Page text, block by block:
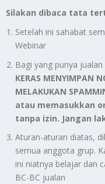
Silakan dibaca tata
Setelah ini sahabat
Webinar
Bagi yang punya
KERAS MENYIMPAN
MELAKUKAN
atau memasukkan
tanpa izin. Jangan
Aturan-aturan diatas,
semua anggota grup.
ini niatnya belajar dan
BC-BC jualan